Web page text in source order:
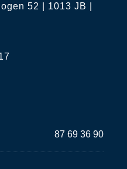
52 | 1013 JB |
87 69 36 90